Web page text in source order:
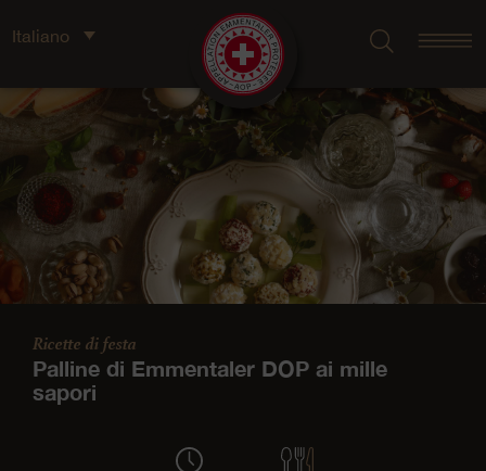
Italiano
Ricette di festa
Palline di Emmentaler DOP ai mille
sapori